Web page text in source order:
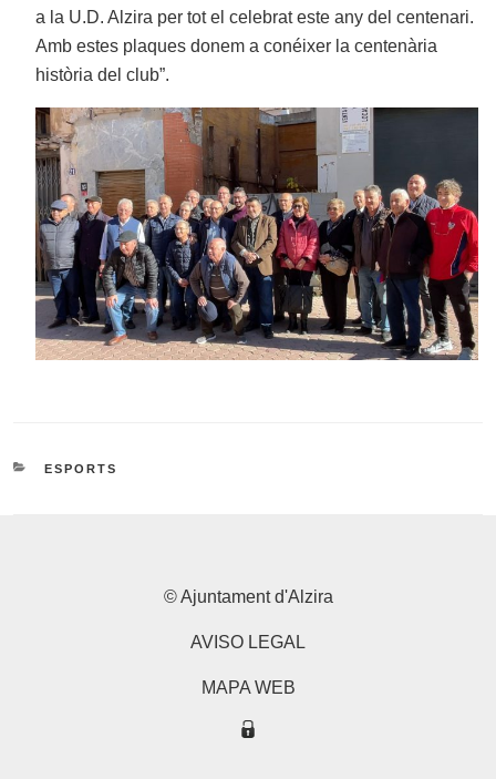
a la U.D. Alzira per tot el celebrat este any del centenari.
Amb estes plaques donem a conéixer la centenària
història del club”.
CATEGORIES
ESPORTS
© Ajuntament d'Alzira
AVISO LEGAL
MAPA WEB